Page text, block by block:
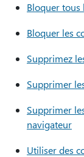
Bloquer tous
Bloquer les
Supprimez
Supprimer
Supprimer
navigateur
Utiliser des